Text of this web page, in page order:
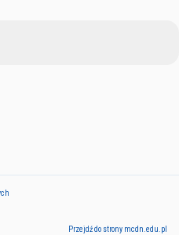
Przejdź do strony mcdn.edu.pl